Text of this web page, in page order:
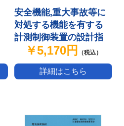
安全機能,重大事故等に
対処する機能を有する
計測制御装置の設計指
￥5,170円 （税込）
詳細はこちら